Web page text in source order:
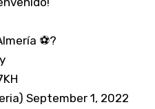
⚽️?
September 1, 2022